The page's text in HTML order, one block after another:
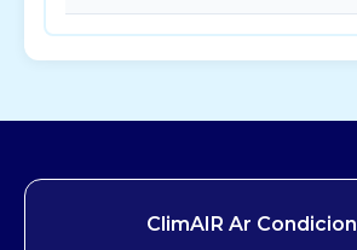
ClimAIR Ar